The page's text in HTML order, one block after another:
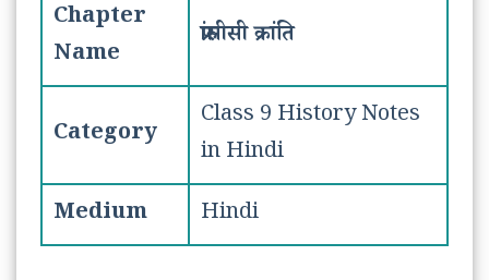
Chapter
Name
फ्रांसीसी क्रांति
Category
Class 9 History Notes
in Hindi
Medium
Hindi